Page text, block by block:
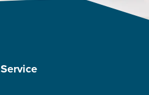
Service